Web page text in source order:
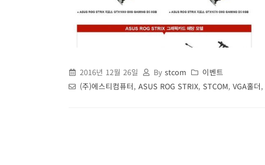
2016년 12월 26일 Bystcom
이벤트
(주)에스티컴퓨터, ASUS ROG STRIX, STCOM, VGA홀더,